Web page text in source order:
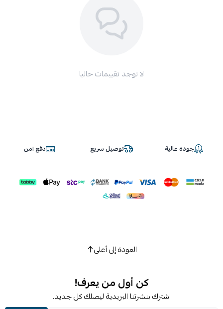
لا توجد تقييمات حاليا
جودة عالية توصيل سريع دفع آمن
العودة إلى أعلى
كن أول من يعرف!
اشترك بنشرتنا البريدية ليصلك كل جديد.